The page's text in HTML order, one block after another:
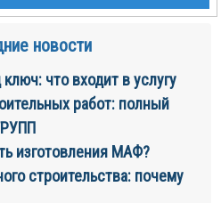
новости
что входит в услугу
работ: полный
изготовления МАФ?
строительства: почему